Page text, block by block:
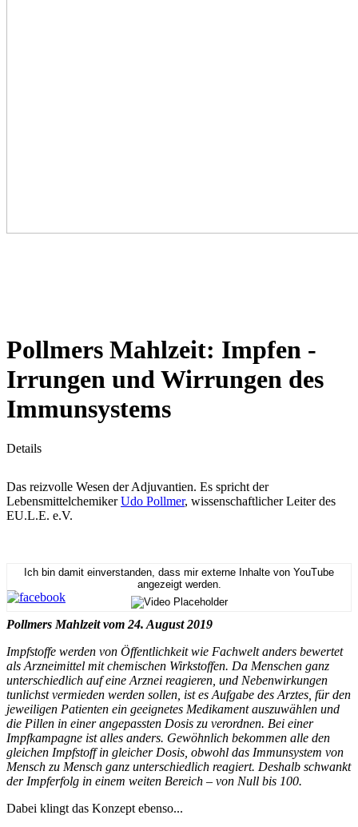
Pollmers Mahlzeit: Impfen -
Irrungen und Wirrungen des
Immunsystems
Details
Das reizvolle Wesen der Adjuvantien. Es spricht der
LebensmittelchemikerUdo Pollmer, wissenschaftlicher Leiter des
EU.L.E. e.V.
Ich bin damit einverstanden, dass mir externe Inhalte von YouTube
angezeigt werden.
Pollmers Mahlzeit vom 24. August 2019
Impfstoffe werden von Öffentlichkeit wie Fachwelt anders bewertet
als Arzneimittel mit chemischen Wirkstoffen. Da Menschen ganz
unterschiedlich auf eine Arznei reagieren, und Nebenwirkungen
tunlichst vermieden werden sollen, ist es Aufgabe des Arztes, für den
jeweiligen Patienten ein geeignetes Medikament auszuwählen und
die Pillen in einer angepassten Dosis zu verordnen. Bei einer
Impfkampagne ist alles anders. Gewöhnlich bekommen alle den
gleichen Impfstoff in gleicher Dosis, obwohl das Immunsystem von
Mensch zu Mensch ganz unterschiedlich reagiert. Deshalb schwankt
der Impferfolg in einem weiten Bereich – von Null bis 100.
Dabei klingt das Konzept ebenso...